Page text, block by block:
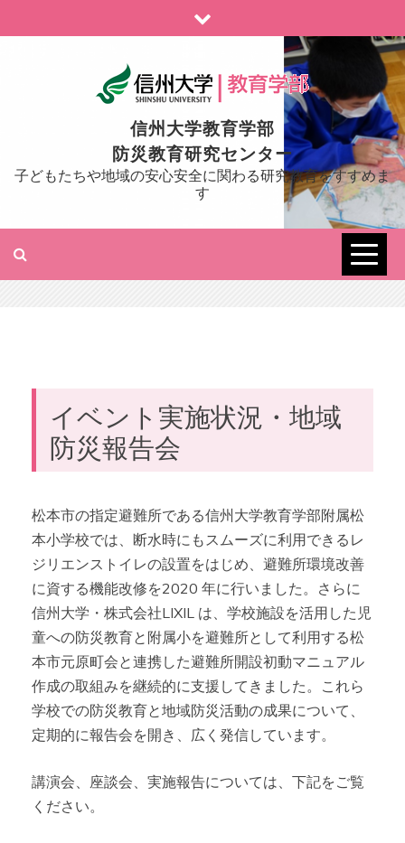
to
信州大学教育学部
防災教育研究センター
子どもたちや地域の安心安全に関わる研究教育をすすめま
す
イベント実施状況・地域
防災報告会
松本市の指定避難所である信州大学教育学部附属松
本小学校では、断水時にもスムーズに利用できるレ
ジリエンストイレの設置をはじめ、避難所環境改善
に資する機能改修を2020 年に行いました。さらに
信州大学・株式会社LIXIL は、学校施設を活用した児
童への防災教育と附属小を避難所として利用する松
本市元原町会と連携した避難所開設初動マニュアル
作成の取組みを継続的に支援してきました。これら
学校での防災教育と地域防災活動の成果について、
定期的に報告会を開き、広く発信しています。
講演会、座談会、実施報告については、下記をご覧
ください。